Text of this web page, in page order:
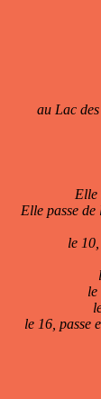
au Lac
Elle
Elle passe de
le
le
le 16, passe